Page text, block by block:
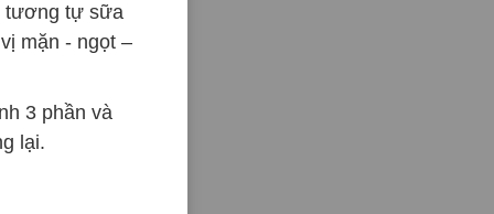
tương tự sữa
mặn - ngọt –
3 phần và
lại.